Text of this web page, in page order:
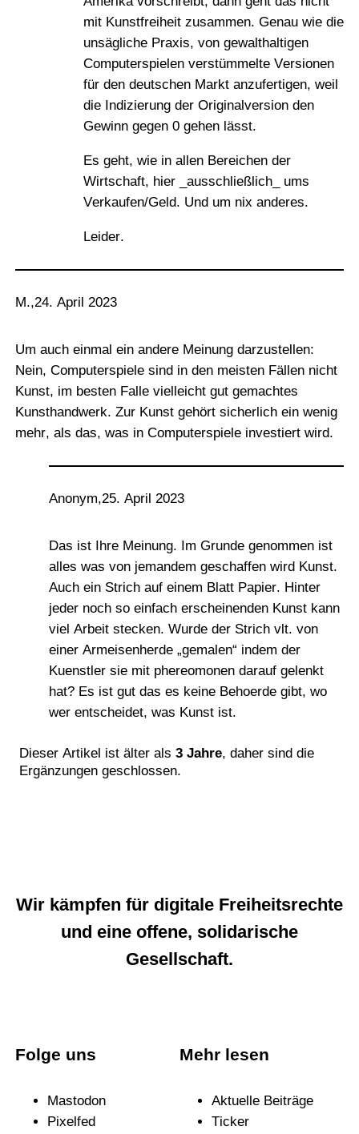
mit Kunstfreiheit zusammen. Genau wie die
unsägliche Praxis, von gewalthaltigen
Computerspielen verstümmelte Versionen
für den deutschen Markt anzufertigen, weil
die Indizierung der Originalversion den
Gewinn gegen 0 gehen lässt.
Es geht, wie in allen Bereichen der
Wirtschaft, hier _ausschließlich_ ums
Verkaufen/Geld. Und um nix anderes.
Leider.
M.,24. April 2023
Um auch einmal ein andere Meinung darzustellen:
Nein, Computerspiele sind in den meisten Fällen nicht
Kunst, im besten Falle vielleicht gut gemachtes
Kunsthandwerk. Zur Kunst gehört sicherlich ein wenig
mehr, als das, was in Computerspiele investiert wird.
Anonym,25. April 2023
Das ist Ihre Meinung. Im Grunde genommen ist
alles was von jemandem geschaffen wird Kunst.
Auch ein Strich auf einem Blatt Papier. Hinter
jeder noch so einfach erscheinenden Kunst kann
viel Arbeit stecken. Wurde der Strich vlt. von
einer Armeisenherde „gemalen“ indem der
Kuenstler sie mit phereomonen darauf gelenkt
hat? Es ist gut das es keine Behoerde gibt, wo
wer entscheidet, was Kunst ist.
Dieser Artikel ist älter als 3 Jahre, daher sind die
Ergänzungen geschlossen.
Wir kämpfen für digitale Freiheitsrechte
und eine offene, solidarische
Gesellschaft.
Folge uns
Mastodon
Pixelfed
Mehr lesen
Aktuelle Beiträge
Ticker